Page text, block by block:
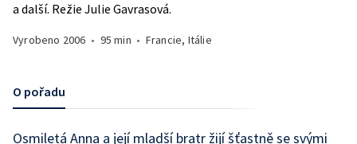
a další. Režie Julie Gavrasová.
Vyrobeno 2006 • 95 min • Francie, Itálie
O pořadu
Osmiletá Anna a její mladší bratr žijí šťastně se svými